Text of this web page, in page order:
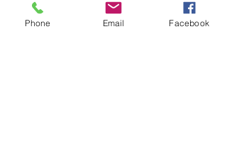
Phone Email Facebook